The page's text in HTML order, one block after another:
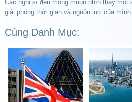
Các nghị sĩ đều mong muốn nhìn thấy
giải phóng thời gian và nguồn lực của mình.
Cùng Danh Mục: